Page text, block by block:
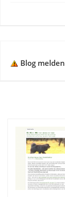
Blog melden